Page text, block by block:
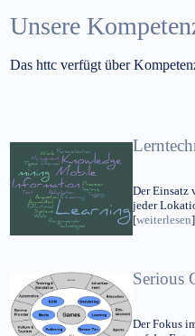
Unsere
Das httc verfügt über
Der Einsatz
jeder
[weiterlesen]
Serious
Der Fokus